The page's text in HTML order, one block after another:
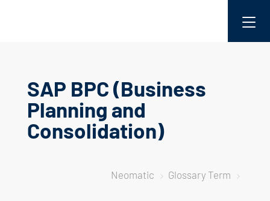
SAP BPC (Business
Planning and
Consolidation)
Neomatic 5 Glossary Term 5